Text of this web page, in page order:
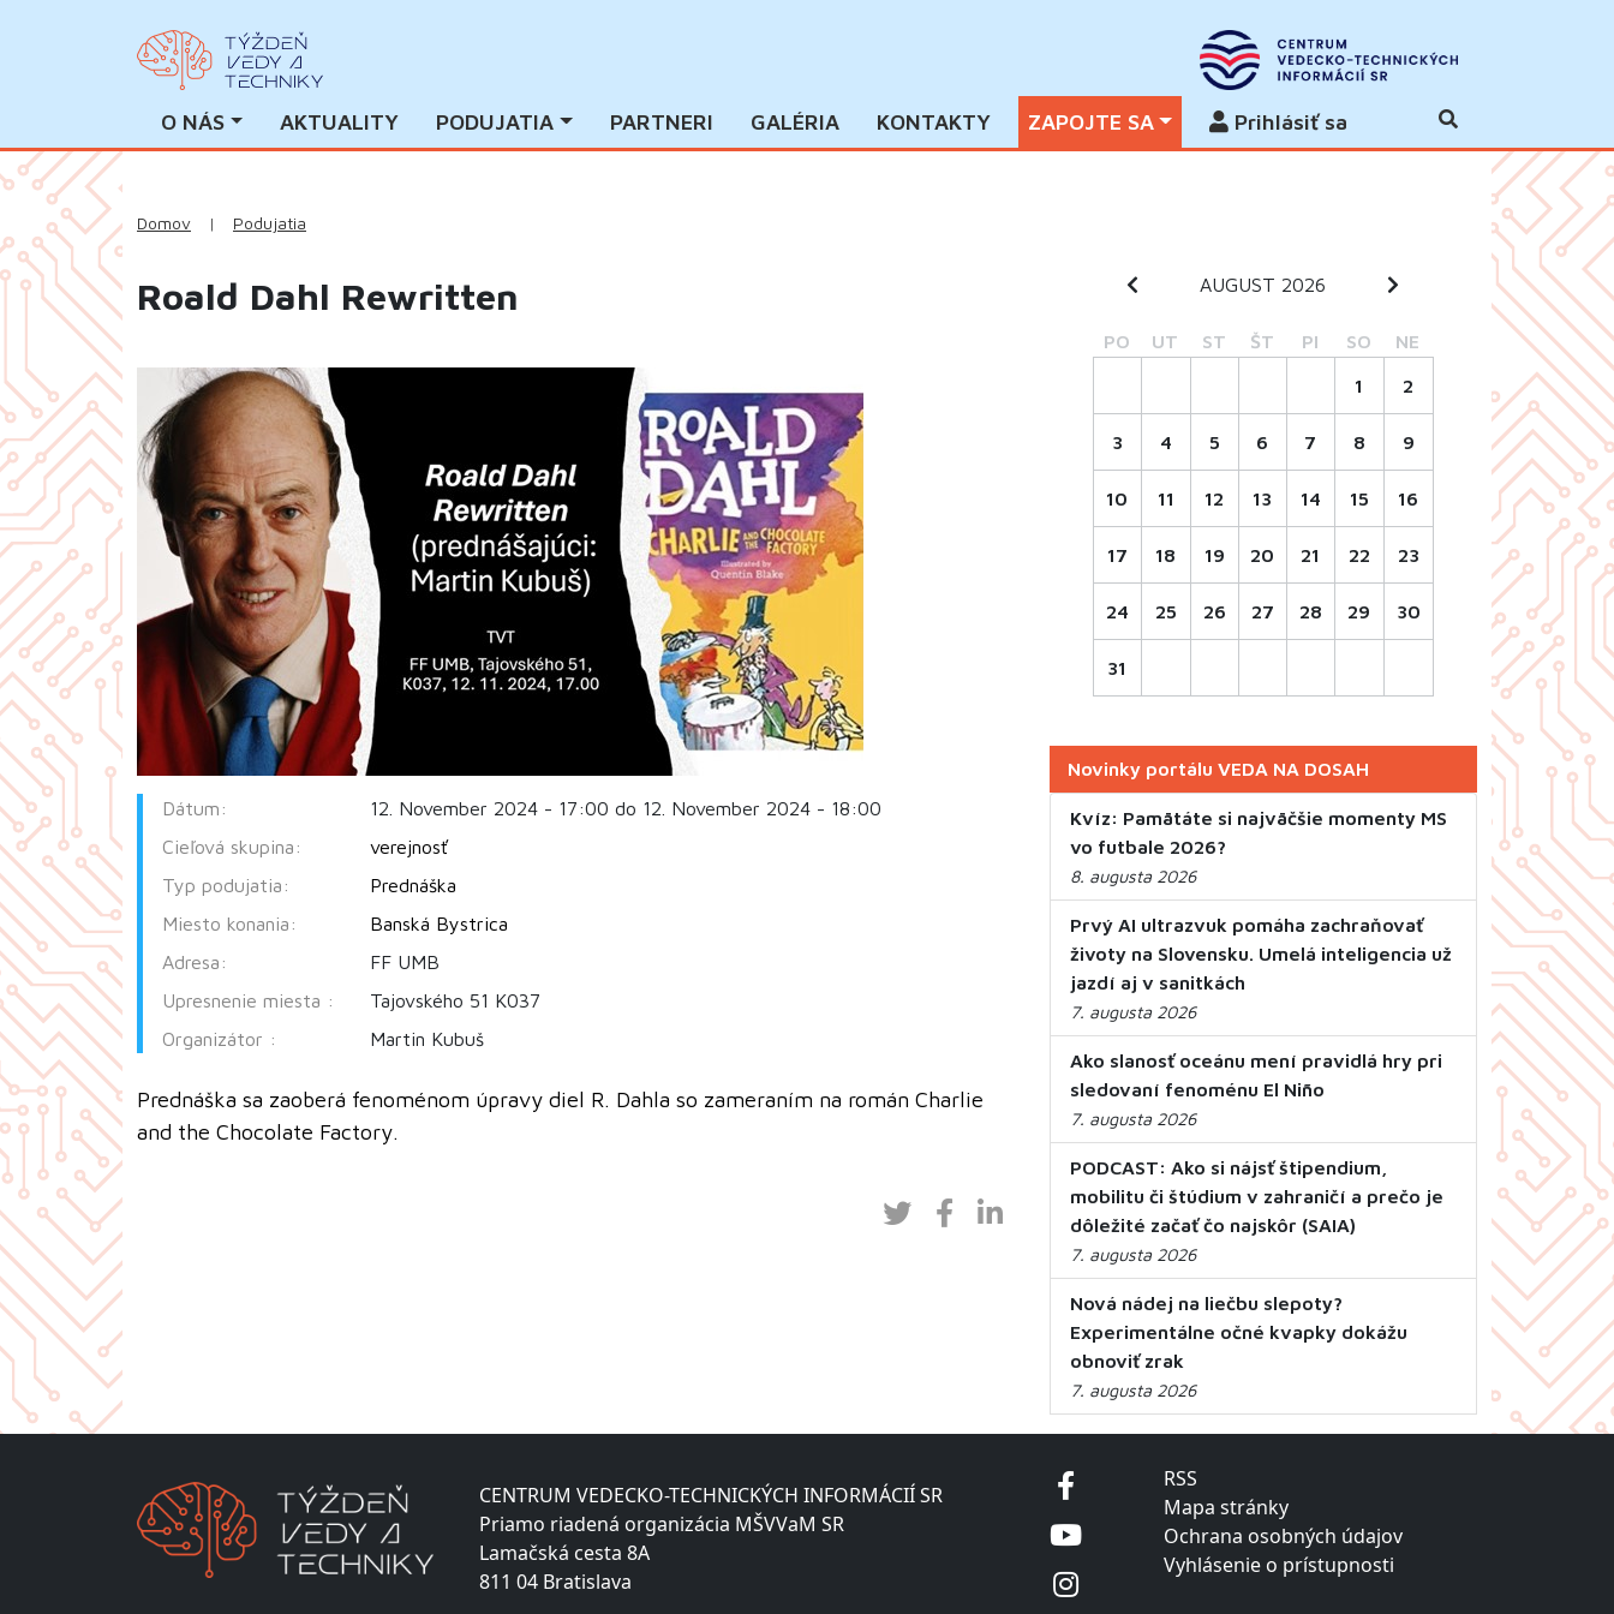
O NÁS AKTUALITY PODUJATIA PARTNERI GALÉRIA KONTAKTY ZAPOJTE SA Prihlásiť sa
Domov | Podujatia
Roald Dahl Rewritten
Dátum:
12. November 2024 - 17:00 do 12. November 2024 - 18:00
Cieľová skupina:
verejnosť
Typ podujatia:
Prednáška
Miesto konania:
Banská Bystrica
Adresa:
FF UMB
Upresnenie miesta :
Tajovského 51 K037
Organizátor :
Martin Kubuš
Prednáška sa zaoberá fenoménom úpravy diel R. Dahla so zameraním na román Charlie
and the Chocolate Factory.
AUGUST 2026
PO UT ST ŠT PI SO NE
1 2
3 4 5 6 7 8 9
10 11 12 13 14 15 16
17 18 19 20 21 22 23
24 25 26 27 28 29 30
31
Novinky portálu VEDA NA DOSAH
Kvíz: Pamätáte si najväčšie momenty MS
vo futbale 2026?
8. augusta 2026
Prvý AI ultrazvuk pomáha zachraňovať
životy na Slovensku. Umelá inteligencia už
jazdí aj v sanitkách
7. augusta 2026
Ako slanosť oceánu mení pravidlá hry pri
sledovaní fenoménu El Niño
7. augusta 2026
PODCAST: Ako si nájsť štipendium,
mobilitu či štúdium v zahraničí a prečo je
dôležité začať čo najskôr (SAIA)
7. augusta 2026
Nová nádej na liečbu slepoty?
Experimentálne očné kvapky dokážu
obnoviť zrak
7. augusta 2026
CENTRUM VEDECKO-TECHNICKÝCH INFORMÁCIÍ SR
Priamo riadená organizácia MŠVVaM SR
Lamačská cesta 8A
811 04 Bratislava
RSS
Mapa stránky
Ochrana osobných údajov
Vyhlásenie o prístupnosti